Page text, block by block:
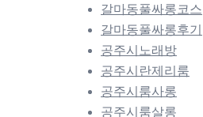
갈마동풀싸롱코스
갈마동풀싸롱후기
공주시노래방
공주시란제리룸
공주시룸사롱
공주시룸살롱